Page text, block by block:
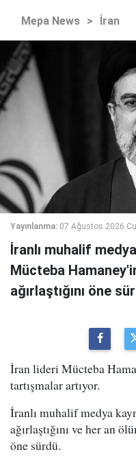
Mepa News > İran
Yayınlanma: 07 Ağustos 2026
İranlı muhalif
Mücteba
ağırlaştığını öne
İran lideri Mücteba
tartışmalar artıyor.
İranlı muhalif medya
ağırlaştığını ve her an
öne sürdü.